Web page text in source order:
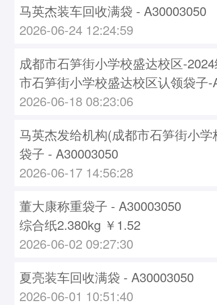
马英杰装车回收满袋 - A30003050
2026-06-24 12:24:59
成都市石笋街小学校盛达校区-
市石笋街小学校盛达校区认领袋子-
2026-06-18 08:23:06
马英杰发给机构(成都市石笋街小
袋子 - A30003050
2026-06-17 14:56:28
董大康称重袋子 - A30003050
综合纸2.380kg ￥1.52
2026-06-02 09:27:30
夏亮装车回收满袋 - A30003050
2026-06-01 10:51:40